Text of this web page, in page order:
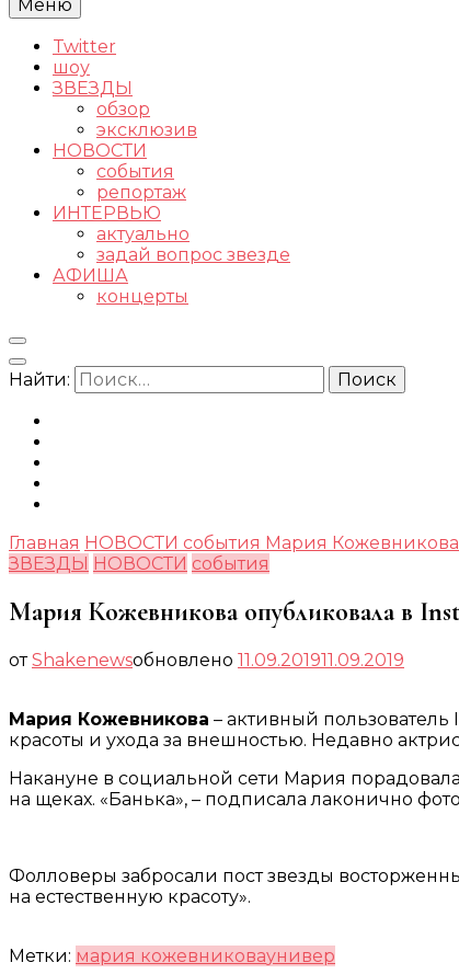
Меню
Twitter
шоу
ЗВЕЗДЫ
обзор
эксклюзив
НОВОСТИ
события
репортаж
ИНТЕРВЬЮ
актуально
задай вопрос звезде
АФИША
концерты
Найти:
Главная НОВОСТИ события Мария Кожевникова
ЗВЕЗДЫ НОВОСТИ события
Мария Кожевникова опубликовала в
отShakenewsобновлено 11.09.201911.09.2019
Мария Кожевникова – активный
красоты и ухода за внешностью. Недавно
Накануне в социальной сети Мария
на щеках. «Банька», – подписала лаконично
Фолловеры забросали пост звезды
на естественную красоту».
Метки: мария кожевниковаунивер